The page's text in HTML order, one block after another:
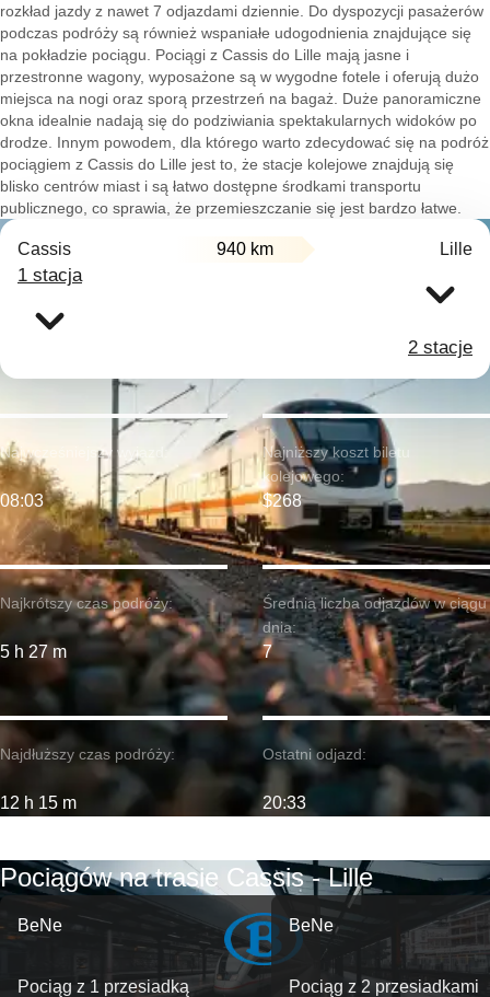
rozkład jazdy z nawet 7 odjazdami dziennie. Do dyspozycji pasażerów
podczas podróży są również wspaniałe udogodnienia znajdujące się
na pokładzie pociągu. Pociągi z Cassis do Lille mają jasne i
przestronne wagony, wyposażone są w wygodne fotele i oferują dużo
miejsca na nogi oraz sporą przestrzeń na bagaż. Duże panoramiczne
okna idealnie nadają się do podziwiania spektakularnych widoków po
drodze. Innym powodem, dla którego warto zdecydować się na podróż
pociągiem z Cassis do Lille jest to, że stacje kolejowe znajdują się
blisko centrów miast i są łatwo dostępne środkami transportu
publicznego, co sprawia, że przemieszczanie się jest bardzo łatwe.
Cassis 940 km Lille
1 stacja
2 stacje
Najkrótszy czas podróży:
5 h 27 m
Najwcześniejszy wyjazd:
08:03
Najdłuższy czas podróży:
12 h 15 m
Najniższy koszt biletu
kolejowego:
$268
Średnia liczba odjazdów w ciągu
dnia:
7
Ostatni odjazd:
20:33
Pociągów na trasie Cassis - Lille
BeNe
Pociąg z 1 przesiadką
BeNe
Pociąg z 2 przesiadkami